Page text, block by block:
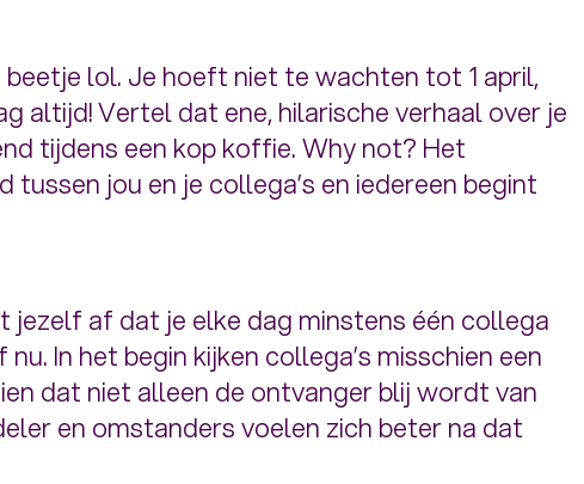
lol. Je hoeft niet te wachten tot 1 april,
altijd! Vertel dat ene, hilarische verhaal over je
tijdens een kop koffie. Why not? Het
jou en je collega’s en iedereen begint
jezelf af dat je elke dag minstens één collega
In het begin kijken collega’s misschien een
dat niet alleen de ontvanger blij wordt van
en omstanders voelen zich beter na dat